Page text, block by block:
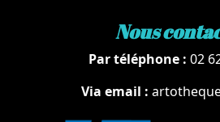
Nous
Par téléphone : 02
Via email :